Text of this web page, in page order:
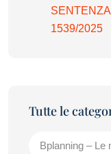
1539/2025
Bplanning – Le